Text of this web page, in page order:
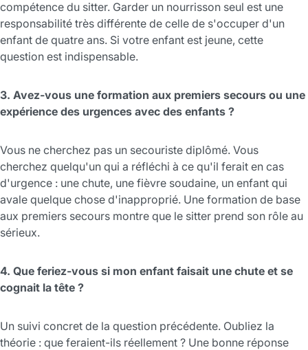
compétence du sitter. Garder un nourrisson seul est une
responsabilité très différente de celle de s'occuper d'un
enfant de quatre ans. Si votre enfant est jeune, cette
question est indispensable.
3. Avez-vous une formation aux premiers secours ou une
expérience des urgences avec des enfants ?
Vous ne cherchez pas un secouriste diplômé. Vous
cherchez quelqu'un qui a réfléchi à ce qu'il ferait en cas
d'urgence : une chute, une fièvre soudaine, un enfant qui
avale quelque chose d'inapproprié. Une formation de base
aux premiers secours montre que le sitter prend son rôle au
sérieux.
4. Que feriez-vous si mon enfant faisait une chute et se
cognait la tête ?
Un suivi concret de la question précédente. Oubliez la
théorie : que feraient-ils réellement ? Une bonne réponse